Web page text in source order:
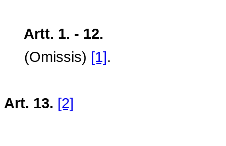
Artt. 1. - 12.
(Omissis) [1].
Art. 13. [2]